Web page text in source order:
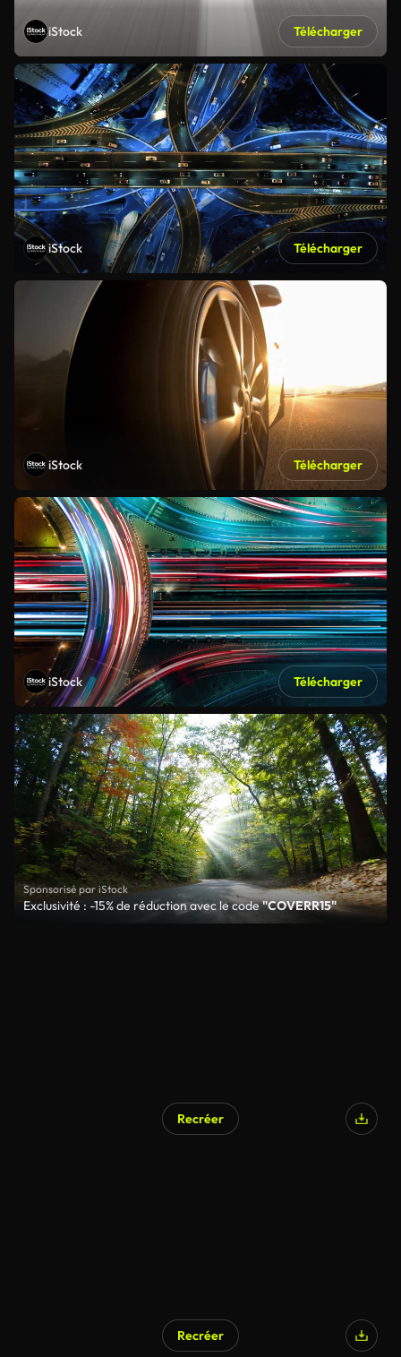
iStock Télécharger
iStock Télécharger
iStock Télécharger
iStock Télécharger
Sponsorisé par iStock
Exclusivité : -15% de réduction avec le code"COVERR15"
Recréer
Recréer